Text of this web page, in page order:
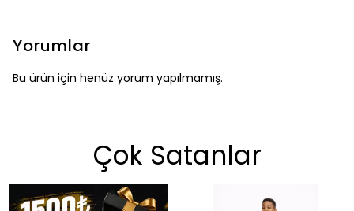
Yorumlar
Bu ürün için henüz yorum yapılmamış.
Çok Satanlar